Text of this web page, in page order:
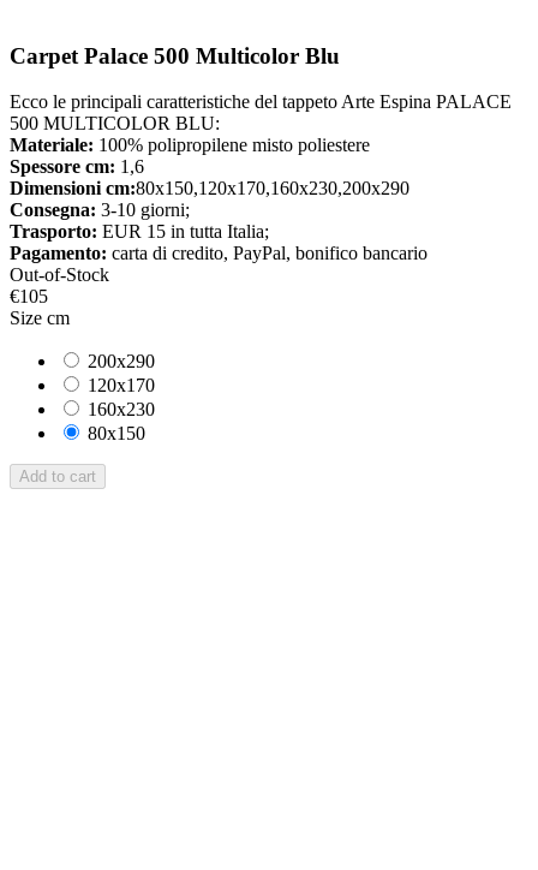
Carpet Palace 500 Multicolor Blu
Ecco le principali caratteristiche del tappeto Arte Espina PALACE
500 MULTICOLOR BLU:
Materiale: 100% polipropilene misto poliestere
Spessore cm: 1,6
Dimensioni cm:80x150,120x170,160x230,200x290
Consegna: 3-10 giorni;
Trasporto: EUR 15 in tutta Italia;
Pagamento: carta di credito, PayPal, bonifico bancario
Out-of-Stock
€105
Size cm
200x290
120x170
160x230
80x150
Add to cart